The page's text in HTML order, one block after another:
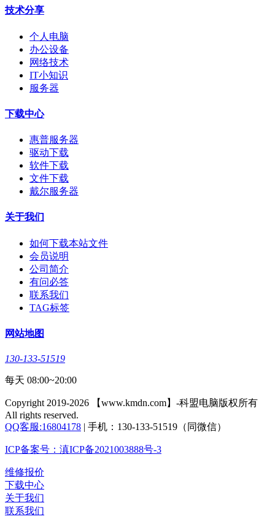
技术分享
个人电脑
办公设备
网络技术
IT小知识
服务器
下载中心
惠普服务器
驱动下载
软件下载
文件下载
戴尔服务器
关于我们
如何下载本站文件
会员说明
公司简介
有问必答
联系我们
TAG标签
网站地图
130-133-51519
每天 08:00~20:00
Copyright 2019-2026 【www.kmdn.com】-科盟电脑版权所有
All rights reserved.
QQ客服:16804178 | 手机：130-133-51519（同微信）
ICP备案号：滇ICP备2021003888号-3
维修报价
下载中心
关于我们
联系我们